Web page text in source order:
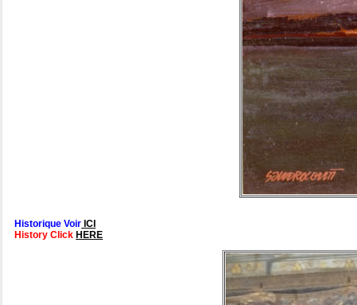
Historique Voir ICI
History Click HERE